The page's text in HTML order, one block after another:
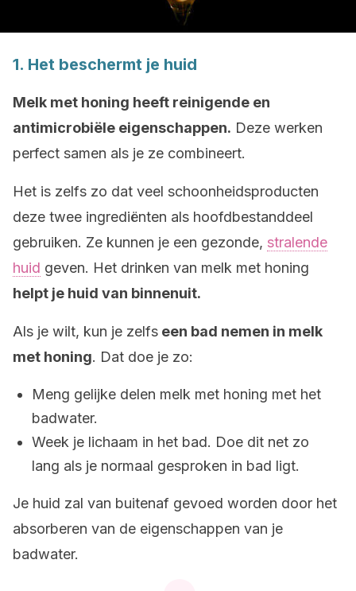
1. Het beschermt je huid
Melk met honing heeft reinigende en
antimicrobiële eigenschappen. Deze werken
perfect samen als je ze combineert.
Het is zelfs zo dat veel schoonheidsproducten
deze twee ingrediënten als hoofdbestanddeel
gebruiken. Ze kunnen je een gezonde, stralende
huid geven. Het drinken van melk met honing
helpt je huid van binnenuit.
Als je wilt, kun je zelfs een bad nemen in melk
met honing. Dat doe je zo:
Meng gelijke delen melk met honing met het
badwater.
Week je lichaam in het bad. Doe dit net zo
lang als je normaal gesproken in bad ligt.
Je huid zal van buitenaf gevoed worden door het
absorberen van de eigenschappen van je
badwater.